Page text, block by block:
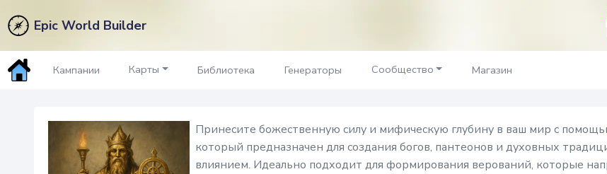
Epic World Builder
Кампании Карты Библиотека Генераторы Сообщество Магазин
Религия & Божество Генератор
Принесите божественную силу и мифическую глубину в ваш мир с
который предназначен для создания богов, пантеонов и духовных
влиянием. Идеально подходит для формирования верований, которые